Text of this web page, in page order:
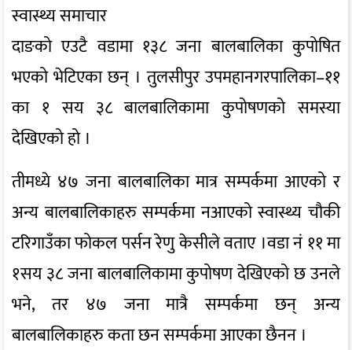
स्वास्थ्य समाचार
दाङको एउटै वडामा १३८ जना बालबालिका कुपोषित
भएको भेटिएका छन् । तुलसीपुर उपमहानगरपालिका–११
का १ सय ३८ बालबालिकामा कुपोषणको समस्या
देखिएको हो ।
तीमध्ये ४७ जना बालबालिका मात्र सम्पर्कमा आएको र
अन्य बालबालिकाहरु सम्पर्कमा नआएको स्वास्थ्य चौकी
टरिगाउँका फोकल पर्सन रेणु केसीले वताए ।वडा नं ११ मा
१सय ३८ जना बालबालिकामा कुपोषण देखिएको छ उनले
भने, तर ४७ जना मात्रै सम्पर्कमा छन् अन्य
बालबालिकाहरु कता छन सम्पर्कमा आएका छैनन ।